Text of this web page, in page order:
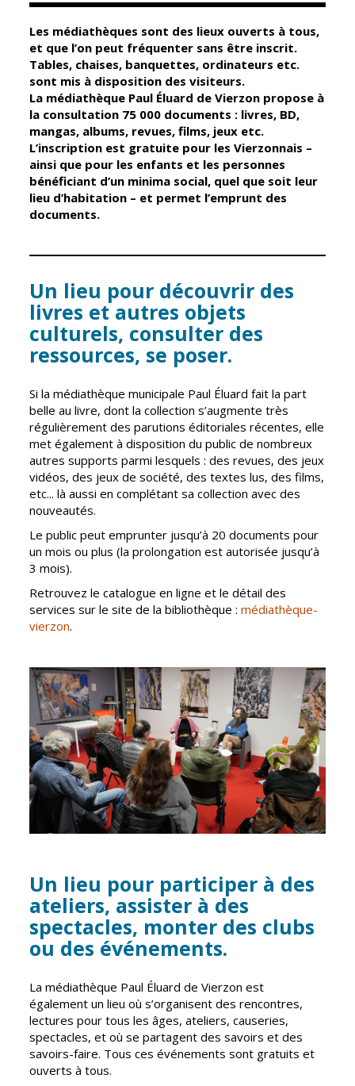
Élus
Conseil
Municipal
Services de la
Ville
Marchés
publics
Cimetières
d'identité
État civil
Élections
Jumelages
Publication des
administratifs
Journal
municipal
Actualités
Agenda
Guichet unique
Petite enfance
Relais petite
enfance
Multi-accueil
Scolarité
Établissements
Réussite
éducative et
inclusion
Inscriptions
2027
Enfance
jeunesse
Centres de
loisirs
Espace jeunes
Point
information
jeunesse
Restauration
municipale
Santé et
solidarité
CCAS
Conseil
d'administration
Accueil de jour
L'EHPAD
seniors
Santé
Centre de
santé
Contrat local
de santé
Établissements
de soins
Culture et
Sport
Culture
Espace
Maurice
Rollinat
Théâtre Mac-
Estivales
Conservatoire
Ateliers arts
plastiques
Médiathèque
Musée
Not'île
Découvrir
Les médiathèques sont des lieux ouverts à tous,
et que l’on peut fréquenter sans être inscrit.
Tables, chaises, banquettes, ordinateurs etc.
sont mis à disposition des visiteurs.
La médiathèque Paul Éluard de Vierzon propose à
la consultation 75 000 documents : livres, BD,
mangas, albums, revues, films, jeux etc.
L’inscription est gratuite pour les Vierzonnais –
ainsi que pour les enfants et les personnes
bénéficiant d’un minima social, quel que soit leur
lieu d’habitation – et permet l’emprunt des
documents.
Un lieu pour découvrir des
livres et autres objets
culturels, consulter des
ressources, se poser.
Si la médiathèque municipale Paul Éluard fait la part
belle au livre, dont la collection s’augmente très
régulièrement des parutions éditoriales récentes, elle
met également à disposition du public de nombreux
autres supports parmi lesquels : des revues, des jeux
vidéos, des jeux de société, des textes lus, des films,
etc... là aussi en complétant sa collection avec des
nouveautés.
Le public peut emprunter jusqu’à 20 documents pour
un mois ou plus (la prolongation est autorisée jusqu’à
3 mois).
Retrouvez le catalogue en ligne et le détail des
services sur le site de la bibliothèque :médiathèque-
vierzon.
Un lieu pour participer à des
ateliers, assister à des
spectacles, monter des clubs
ou des événements.
La médiathèque Paul Éluard de Vierzon est
également un lieu où s’organisent des rencontres,
lectures pour tous les âges, ateliers, causeries,
spectacles, et où se partagent des savoirs et des
savoirs-faire. Tous ces événements sont gratuits et
ouverts à tous.